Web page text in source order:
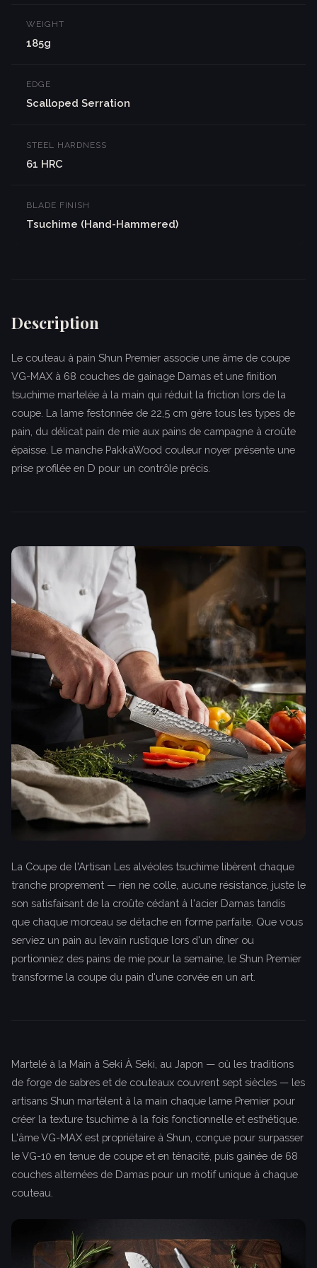
WEIGHT
185g
EDGE
Scalloped Serration
STEEL HARDNESS
61 HRC
BLADE FINISH
Tsuchime (Hand-Hammered)
Description
Le couteau à pain Shun Premier associe une âme de coupe
VG-MAX à 68 couches de gainage Damas et une finition
tsuchime martelée à la main qui réduit la friction lors de la
coupe. La lame festonnée de 22,5 cm gère tous les types de
pain, du délicat pain de mie aux pains de campagne à croûte
épaisse. Le manche PakkaWood couleur noyer présente une
prise profilée en D pour un contrôle précis.
La Coupe de l'Artisan Les alvéoles tsuchime libèrent chaque
tranche proprement — rien ne colle, aucune résistance, juste le
son satisfaisant de la croûte cédant à l'acier Damas tandis
que chaque morceau se détache en forme parfaite. Que vous
serviez un pain au levain rustique lors d'un dîner ou
portionniez des pains de mie pour la semaine, le Shun Premier
transforme la coupe du pain d'une corvée en un art.
Martelé à la Main à Seki À Seki, au Japon — où les traditions
de forge de sabres et de couteaux couvrent sept siècles — les
artisans Shun martèlent à la main chaque lame Premier pour
créer la texture tsuchime à la fois fonctionnelle et esthétique.
L'âme VG-MAX est propriétaire à Shun, conçue pour surpasser
le VG-10 en tenue de coupe et en ténacité, puis gainée de 68
couches alternées de Damas pour un motif unique à chaque
couteau.